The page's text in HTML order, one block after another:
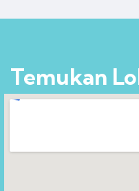
Temukan